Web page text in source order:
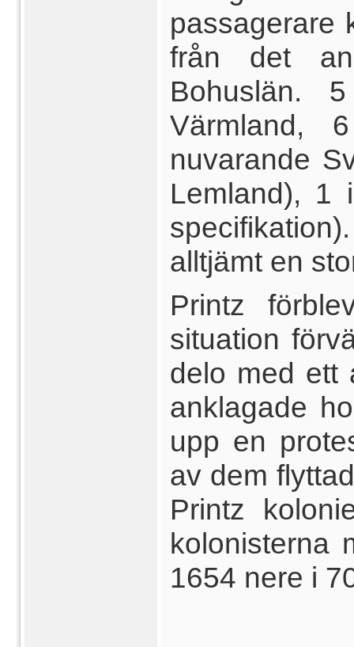
passagerare
från det
Bohuslän.
Värmland,
nuvarande
Lemland), 1
alltjämt en
Printz
situation
delo med ett
anklagade
upp en
av dem
Printz
kolonisterna
1654 nere i